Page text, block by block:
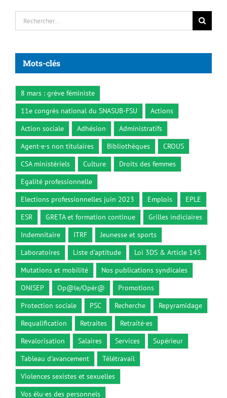
Rechercher:
Mots-clés
8 mars : grève féministe
11e congrès national du SNASUB-FSU
Actions
Action sociale
Adhésion
Administratifs
Agent·e·s non titulaires
Bibliothèques
CROUS
CSA ministériels
Culture
Droits des femmes
Egalité professionnelle
Elections professionnelles juin 2023
Emplois
EPLE
ESR
GRETA et formation continue
Grilles indiciaires
Indemnitaire
ITRF
Jeunesse et sports
Laboratoires
Liste d'aptitude
Loi 3DS & Article 145
Mutations et mobilité
Nos publications syndicales
ONISEP
Op@le/Opér@
Promotions
Protection sociale
PSC Recherche
Repyramidage
Requalification
Retraites
Retraité·es
Revalorisation
Salaires Services
Supérieur
Tableau d'avancement
Télétravail
Violences sexistes et sexuelles
Vos élu·es des personnels